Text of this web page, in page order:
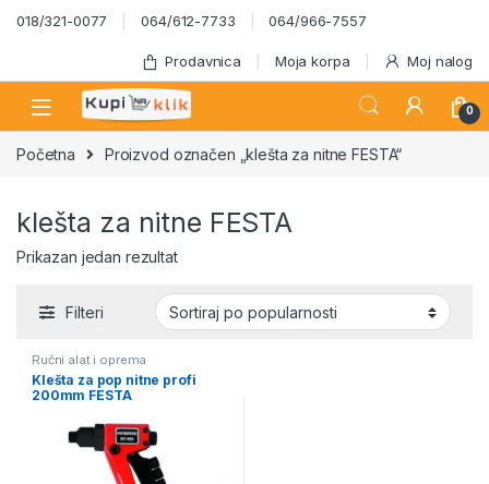
Skip to navigation
Skip to content
018/321-0077 064/612-7733 064/966-7557
Prodavnica Moja korpa Moj nalog
0
Početna Proizvod označen „klešta za nitne FESTA“
klešta za nitne FESTA
Prikazan jedan rezultat
Filteri
Ručni alat i oprema
Klešta za pop nitne profi
200mm FESTA